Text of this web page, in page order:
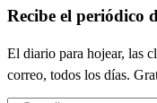
Recibe el periódico
El diario para hojear, las
correo, todos los días.